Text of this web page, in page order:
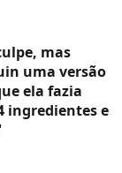
mas
uma versão
ela fazia
ingredientes e